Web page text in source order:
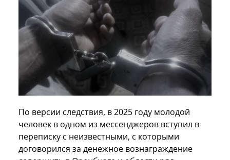
По версии следствия, в 2025 году молодой
человек в одном из мессенджеров вступил в
переписку с неизвестными, с которыми
договорился за денежное вознаграждение